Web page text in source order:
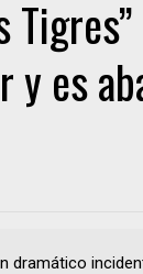
y es
dramático